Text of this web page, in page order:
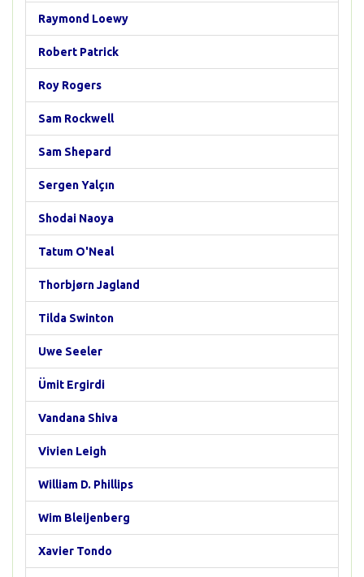
Raymond Loewy
Robert Patrick
Roy Rogers
Sam Rockwell
Sam Shepard
Sergen Yalçın
Shodai Naoya
Tatum O'Neal
Thorbjørn Jagland
Tilda Swinton
Uwe Seeler
Ümit Ergirdi
Vandana Shiva
Vivien Leigh
William D. Phillips
Wim Bleijenberg
Xavier Tondo